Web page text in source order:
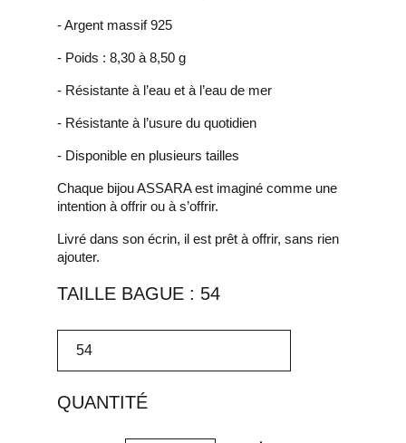
- Argent massif 925
- Poids : 8,30 à 8,50 g
- Résistante à l’eau et à l’eau de mer
- Résistante à l’usure du quotidien
- Disponible en plusieurs tailles
Chaque bijou ASSARA est imaginé comme une
intention à offrir ou à s’offrir.
Livré dans son écrin, il est prêt à offrir, sans rien
ajouter.
TAILLE BAGUE : 54
QUANTITÉ